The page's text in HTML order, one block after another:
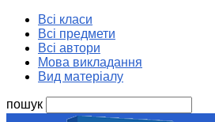
Всі класи
Всі предмети
Всі автори
Мова викладання
Вид матеріалу
пошук